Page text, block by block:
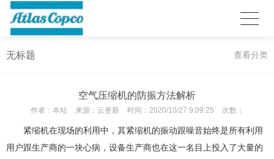
无标题 查看分类
空气压缩机的防振方法解析
作者： 本站 来源： 云更新 时间： 2020/10/27 9:09:25 次数：
紧缩机在现场的利用中，其紧缩机的振动跟噪音始终是所有利用
用户跟生产商的一块心病，设备生产商也在这一名目上投入了大量的